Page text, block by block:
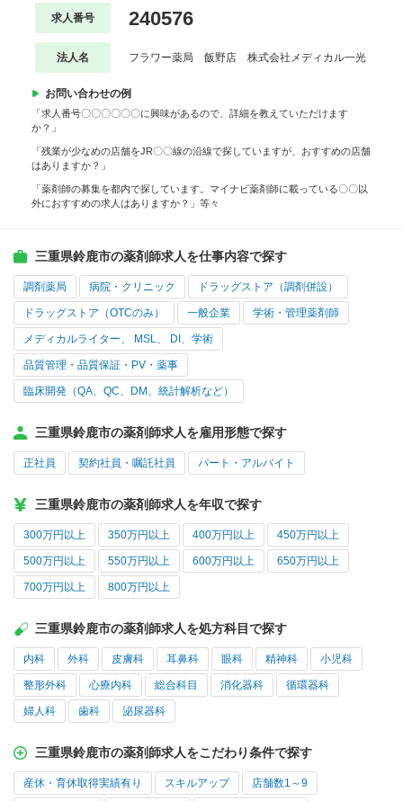
求人番号 240576
法人名 フラワー薬局 飯野店 株式会社メディカル一光
お問い合わせの例
「求人番号〇〇〇〇〇〇に興味があるので、詳細を教えていただけます
か？」
「残業が少なめの店舗をJR〇〇線の沿線で探していますが、おすすめの店舗
はありますか？」
「薬剤師の募集を都内で探しています。マイナビ薬剤師に載っている〇〇以
外におすすめの求人はありますか？」等々
三重県鈴鹿市の薬剤師求人を仕事内容で探す
調剤薬局 病院・クリニック ドラッグストア（調剤併設）
ドラッグストア（OTCのみ） 一般企業 学術・管理薬剤師
メディカルライター、 MSL、 DI、学術
品質管理・品質保証・PV・薬事
臨床開発（QA、QC、DM、統計解析など）
三重県鈴鹿市の薬剤師求人を雇用形態で探す
正社員 契約社員・嘱託社員 パート・アルバイト
三重県鈴鹿市の薬剤師求人を年収で探す
300万円以上 350万円以上 400万円以上 450万円以上
500万円以上 550万円以上 600万円以上 650万円以上
700万円以上 800万円以上
三重県鈴鹿市の薬剤師求人を処方科目で探す
内科 外科 皮膚科 耳鼻科 眼科 精神科 小児科
整形外科 心療内科 総合科目 消化器科 循環器科
婦人科 歯科 泌尿器科
三重県鈴鹿市の薬剤師求人をこだわり条件で探す
産休・育休取得実績有り スキルアップ 店舗数1～9